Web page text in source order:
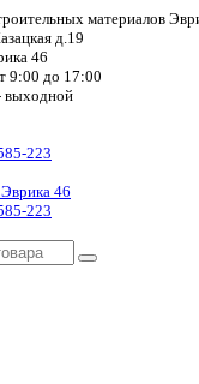
д.19
9:00 до 17:00
выходной
223
223